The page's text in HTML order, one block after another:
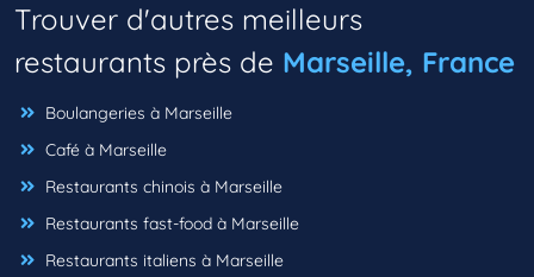
Trouver d'autres meilleurs
restaurants près de Marseille, France
Boulangeries à Marseille
Café à Marseille
Restaurants chinois à Marseille
Restaurants fast-food à Marseille
Restaurants italiens à Marseille